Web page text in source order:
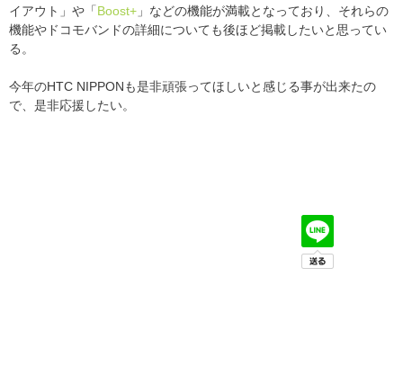
イアウト」や「Boost+ 」などの機能が満載となっており、それらの
機能やドコモバンドの詳細についても後ほど掲載したいと思ってい
る。
今年のHTC NIPPONも是非頑張ってほしいと感じる事が出来たの
で、是非応援したい。